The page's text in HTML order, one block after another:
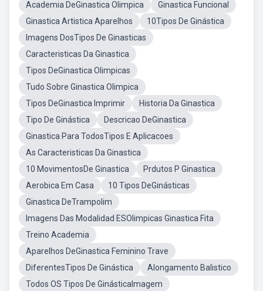
Academia DeGinastica Olimpica
Ginastica Funcional
Ginastica Artistica Aparelhos
10Tipos De Ginástica
Imagens DosTipos De Ginasticas
Caracteristicas Da Ginastica
Tipos DeGinastica Olimpicas
Tudo Sobre Ginastica Olimpica
Tipos DeGinastica Imprimir
Historia Da Ginastica
Tipo De Ginástica
Descricao DeGinastica
Ginastica Para TodosTipos E Aplicacoes
As Caracteristicas Da Ginastica
10 MovimentosDe Ginastica
Prdutos P Ginastica
Aerobica Em Casa
10 Tipos DeGinásticas
Ginastica DeTrampolim
Imagens Das Modalidad ESOlimpicas Ginastica Fita
Treino Academia
Aparelhos DeGinastica Feminino Trave
DiferentesTipos De Ginástica
Alongamento Balistico
Todos OS Tipos De GinásticaImagem